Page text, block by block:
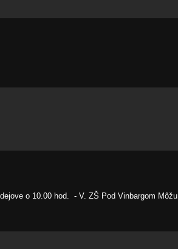
o 10.00 hod. - V. ZŠ Pod Vinbargom Môžu